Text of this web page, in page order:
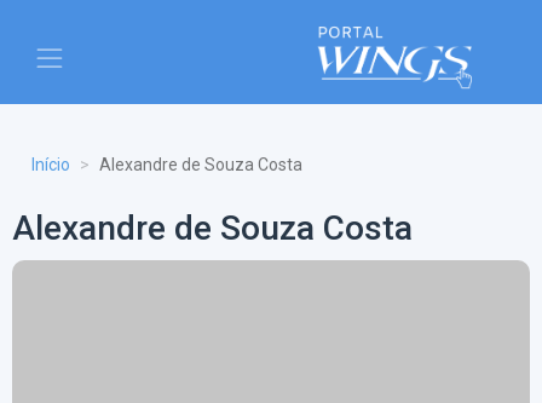
Início Alexandre de Souza Costa
Alexandre de Souza Costa